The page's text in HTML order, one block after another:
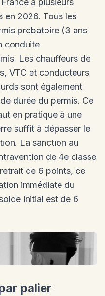
en 2026. Tous les
probatoire (3 ans
conduite
Les chauffeurs de
VTC et conducteurs
sont également
durée du permis. Ce
en pratique à une
suffit à dépasser le
La sanction au
de 4e classe
de 6 points, ce
immédiate du
initial est de 6
palier